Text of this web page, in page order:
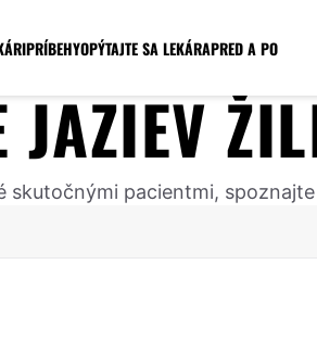
PRÍBEHYOPÝTAJTE SA LEKÁRAPRED A PO
JAZIEV
pacientmi,